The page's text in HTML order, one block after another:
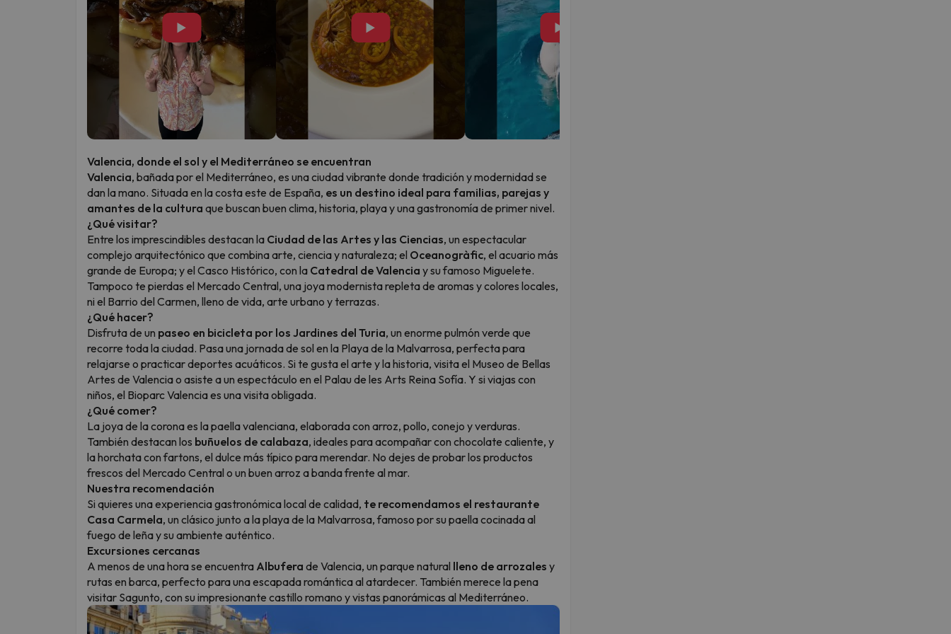
▶ ▶ ▶
Valencia, donde el sol y el Mediterráneo se encuentran
Valencia, bañada por el Mediterráneo, es una ciudad vibrante donde tradición y modernidad se
dan la mano. Situada en la costa este de España, es un destino ideal para familias, parejas y
amantes de la cultura que buscan buen clima, historia, playa y una gastronomía de primer nivel.
¿Qué visitar?
Entre los imprescindibles destacan la Ciudad de las Artes y las Ciencias, un espectacular
complejo arquitectónico que combina arte, ciencia y naturaleza; el Oceanogràfic, el acuario más
grande de Europa; y el Casco Histórico, con la Catedral de Valencia y su famoso Miguelete.
Tampoco te pierdas el Mercado Central, una joya modernista repleta de aromas y colores locales,
ni el Barrio del Carmen, lleno de vida, arte urbano y terrazas.
¿Qué hacer?
Disfruta de un paseo en bicicleta por los Jardines del Turia, un enorme pulmón verde que
recorre toda la ciudad. Pasa una jornada de sol en la Playa de la Malvarrosa, perfecta para
relajarse o practicar deportes acuáticos. Si te gusta el arte y la historia, visita el Museo de Bellas
Artes de Valencia o asiste a un espectáculo en el Palau de les Arts Reina Sofía. Y si viajas con
niños, el Bioparc Valencia es una visita obligada.
¿Qué comer?
La joya de la corona es la paella valenciana, elaborada con arroz, pollo, conejo y verduras.
También destacan los buñuelos de calabaza, ideales para acompañar con chocolate caliente, y
la horchata con fartons, el dulce más típico para merendar. No dejes de probar los productos
frescos del Mercado Central o un buen arroz a banda frente al mar.
Nuestra recomendación
Si quieres una experiencia gastronómica local de calidad, te recomendamos el restaurante
Casa Carmela, un clásico junto a la playa de la Malvarrosa, famoso por su paella cocinada al
fuego de leña y su ambiente auténtico.
Excursiones cercanas
A menos de una hora se encuentra Albufera de Valencia, un parque natural lleno de arrozales y
rutas en barca, perfecto para una escapada romántica al atardecer. También merece la pena
visitar Sagunto, con su impresionante castillo romano y vistas panorámicas al Mediterráneo.